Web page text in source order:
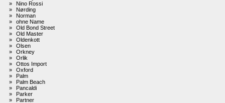
»
Nino Rossi
»
Nørding
»
Norman
»
ohne Name
»
Old Bond Street
»
Old Master
»
Oldenkott
»
Olsen
»
Orkney
»
Orlik
»
Ottos Import
»
Oxford
»
Palm
»
Palm Beach
»
Pancaldi
»
Parker
»
Partner